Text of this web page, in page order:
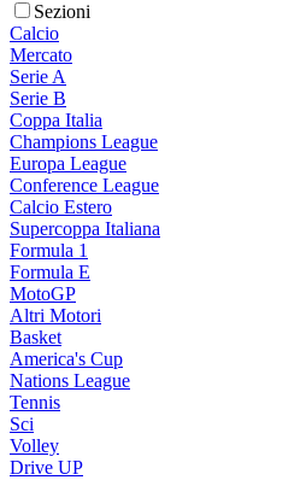
Sezioni
Calcio
Mercato
Serie A
Serie B
Coppa Italia
Champions League
Europa League
Conference League
Calcio Estero
Supercoppa Italiana
Formula 1
Formula E
MotoGP
Altri Motori
Basket
America's Cup
Nations League
Tennis
Sci
Volley
Drive UP